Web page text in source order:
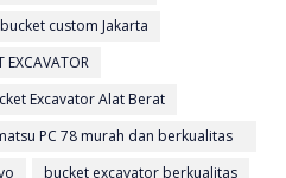
bucket custom Jakarta
EXCAVATOR
Excavator Alat Berat
PC 78 murah dan berkualitas
bucket excavator berkualitas